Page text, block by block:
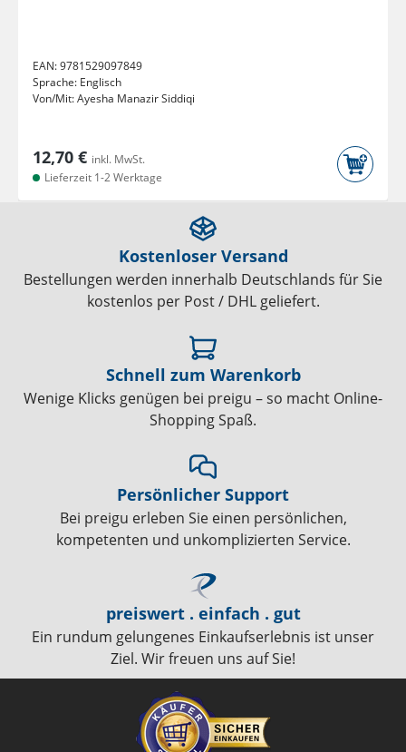
EAN:9781529097849
Sprache: Englisch
Von/Mit:Ayesha Manazir Siddiqi
12,70 € inkl. MwSt.
Lieferzeit 1-2 Werktage
Kostenloser Versand
Bestellungen werden innerhalb Deutschlands für Sie
kostenlos per Post / DHL geliefert.
Schnell zum Warenkorb
Wenige Klicks genügen bei preigu – so macht Online-
Shopping Spaß.
Persönlicher Support
Bei preigu erleben Sie einen persönlichen,
kompetenten und unkomplizierten Service.
preiswert . einfach . gut
Ein rundum gelungenes Einkaufserlebnis ist unser
Ziel. Wir freuen uns auf Sie!